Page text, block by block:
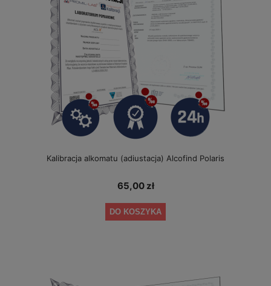
Kalibracja alkomatu (adiustacja) Alcofind Polaris
65,00 zł
DO KOSZYKA